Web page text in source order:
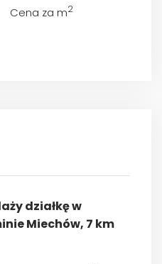
Cena za m2
działkę w
Miechów, 7 km